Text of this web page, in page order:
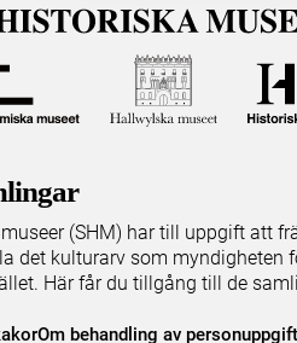
(SHM) har till uppgift att
det kulturarv som myndigheten
Här får du tillgång till de
Om behandling av